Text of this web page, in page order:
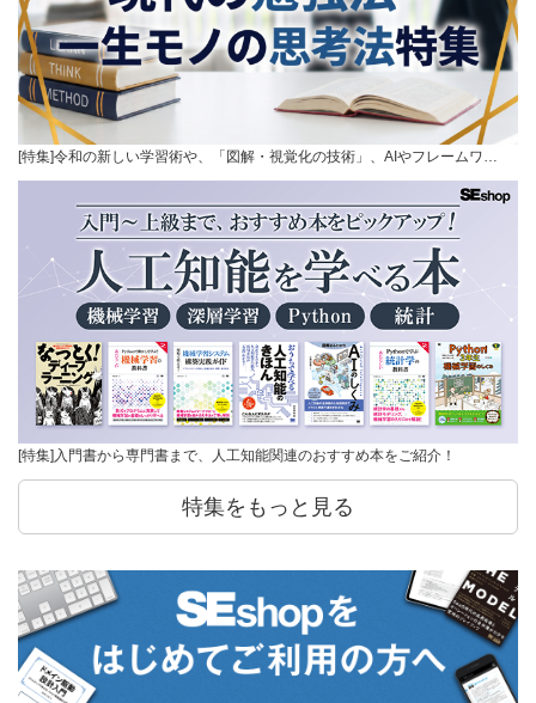
[特集]令和の新しい学習術や、「図解・視覚化の技術」、AIやフレームワ…
[特集]入門書から専門書まで、人工知能関連のおすすめ本をご紹介！
特集をもっと見る